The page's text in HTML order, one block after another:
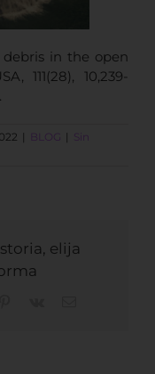
debris in the open
111(28), 10,239-
| BLOG | Sin
elija